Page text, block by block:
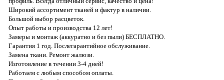
Широкий ассортимент тканей и фактур в наличии.
Большой выбор расцветок.
Опыт работы и производства 12 лет!
Замеры и монтаж (аккуратно и без пыли) БЕСПЛАТНО.
Гарантия 1 год. Послегарантийное обслуживание.
Замена ткани. Ремонт жалюзи.
Изготовление в течении 3-4 дней!
Работаем с любым способом оплаты.